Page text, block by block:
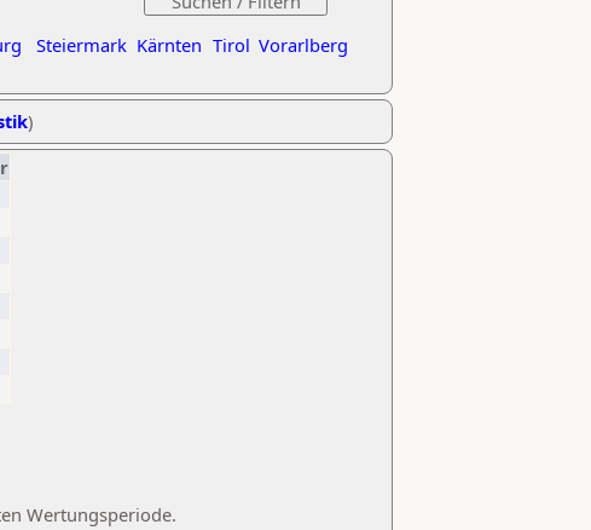
Steiermark Kärnten Tirol Vorarlberg
)
Wertungsperiode.